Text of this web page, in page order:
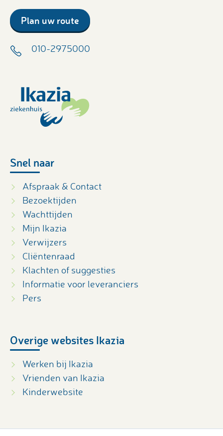
Plan uw route
010-2975000
Snel naar
Afspraak & Contact
Bezoektijden
Wachttijden
Mijn Ikazia
Verwijzers
Cliëntenraad
Klachten of suggesties
Informatie voor leveranciers
Pers
Overige websites Ikazia
Werken bij Ikazia
Vrienden van Ikazia
Kinderwebsite